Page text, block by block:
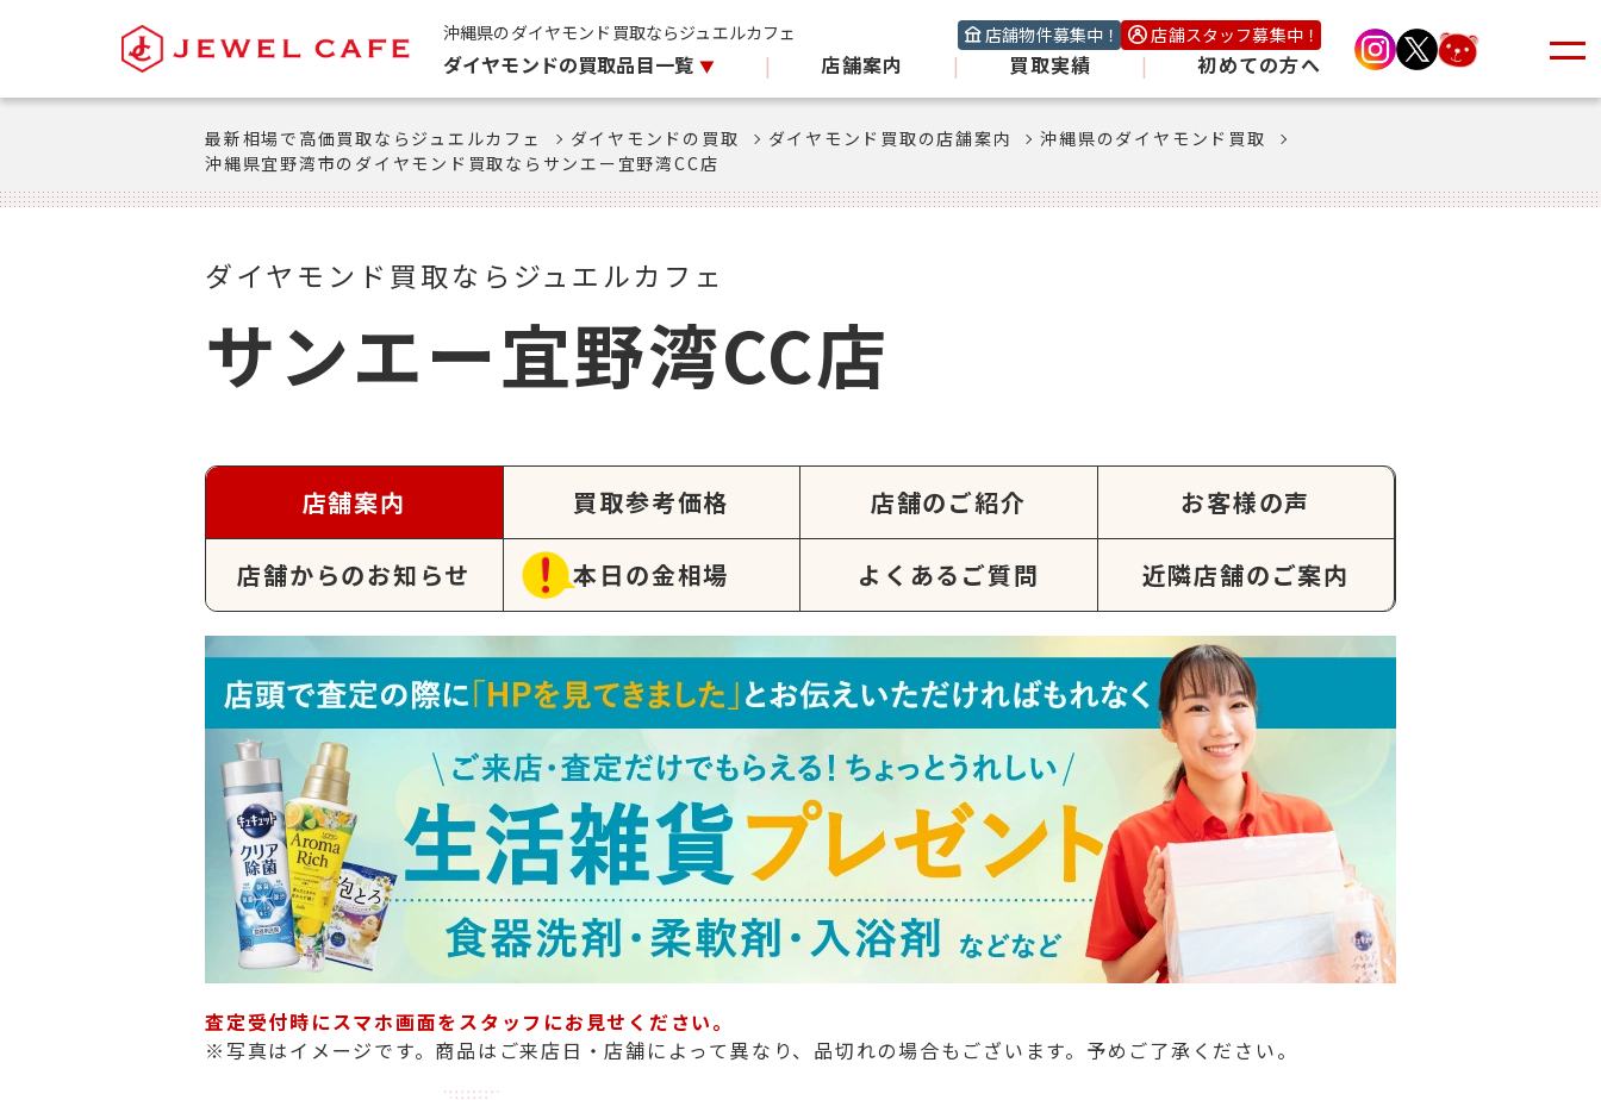
沖縄県のダイヤモンド買取ならジュエルカフェ 店舗物件募集中！ 店舗スタッフ募集中！
ダイヤモンドの買取品目一覧 | 店舗案内 | 買取実績 | 初めての方へ
最新相場で高価買取ならジュエルカフェ ダイヤモンドの買取 ダイヤモンド買取の店舗案内
沖縄県のダイヤモンド買取
沖縄県宜野湾市のダイヤモンド買取ならサンエー宜野湾CC店
ダイヤモンド買取ならジュエルカフェ
サンエー宜野湾CC店
店舗案内 買取参考価格 店舗のご紹介 お客様の声
店舗からのお知らせ 本日の金相場 よくあるご質問 近隣店舗のご案内
査定受付時にスマホ画面をスタッフにお見せください。
※写真はイメージです。商品はご来店日・店舗によって異なり、品切れの場合もございます。予めご了承ください。